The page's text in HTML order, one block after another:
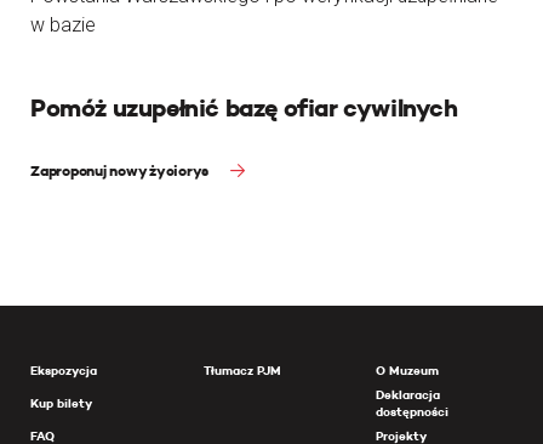
w bazie
Pomóż uzupełnić bazę ofiar cywilnych
Zaproponuj nowy życiorys
Ekspozycja
Kup bilety
FAQ
Tłumacz PJM
O Muzeum
Deklaracja
dostępności
Projekty